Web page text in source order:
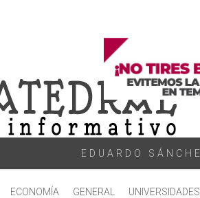
EDUARDO
ECONOMÍA GENERAL UNIVERSIDADES